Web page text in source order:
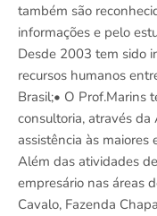
também são
informações e pelo
Desde 2003 tem sido
recursos humanos
Brasil;• O Prof.Marins
consultoria, através
assistência às maiores
Além das atividades
empresário nas áreas
Cavalo, Fazenda